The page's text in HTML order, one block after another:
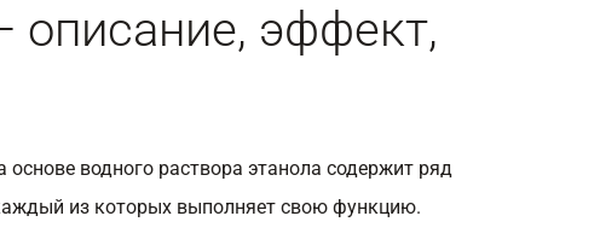
описание, эффект,
водного раствора этанола содержит ряд
из которых выполняет свою функцию.